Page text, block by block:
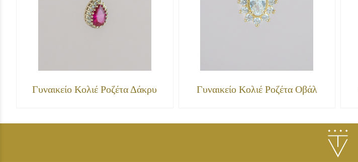
Γυναικείο Κολιέ Ροζέτα Δάκρυ Γυναικείο Κολιέ Ροζέτα Οβάλ